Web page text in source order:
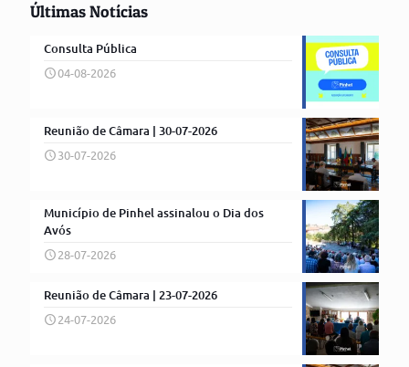
Últimas Notícias
Consulta Pública
04-08-2026
Reunião de Câmara | 30-07-2026
30-07-2026
Município de Pinhel assinalou o Dia dos
Avós
28-07-2026
Reunião de Câmara | 23-07-2026
24-07-2026